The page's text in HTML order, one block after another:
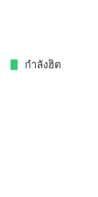
กำลังฮิต